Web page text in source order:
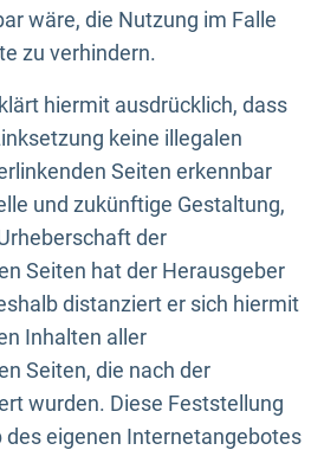
wäre, die Nutzung im Falle
zu verhindern.
hiermit ausdrücklich, dass
keine illegalen
Seiten erkennbar
und zukünftige Gestaltung,
der
Seiten hat der Herausgeber
distanziert er sich hiermit
Inhalten aller
Seiten, die nach der
wurden. Diese Feststellung
des eigenen Internetangebotes